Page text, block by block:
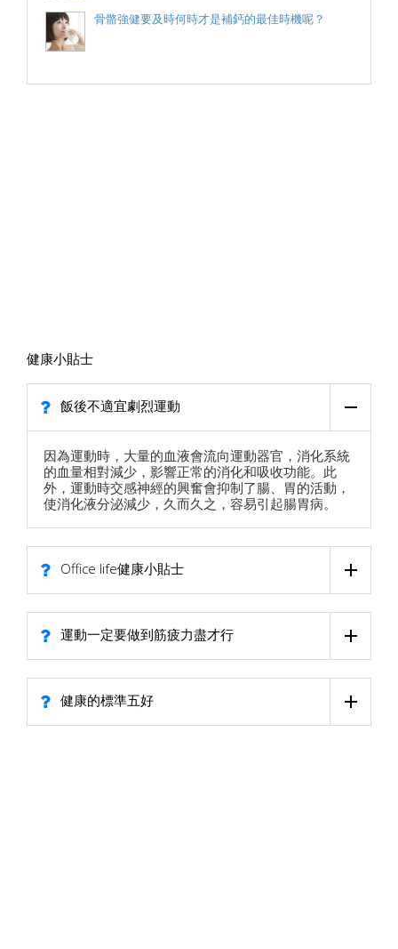
骨骼強健要及時何時才是補鈣的最佳時機呢？
健康小貼士
飯後不適宜劇烈運動
因為運動時，大量的血液會流向運動器官，消化系統
的血量相對減少，影響正常的消化和吸收功能。此
外，運動時交感神經的興奮會抑制了腸、胃的活動，
使消化液分泌減少，久而久之，容易引起腸胃病。
Office life健康小貼士
運動一定要做到筋疲力盡才行
健康的標準五好